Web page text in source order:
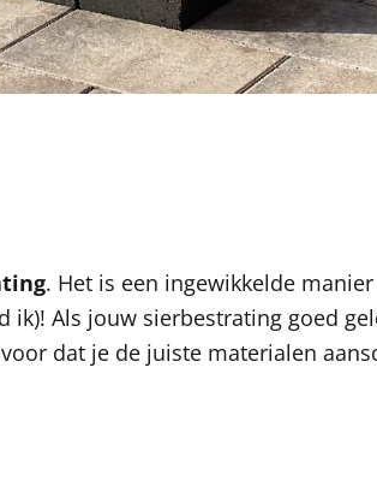
. Het is een ingewikkelde
Als jouw sierbestrating goed
dat je de juiste materialen